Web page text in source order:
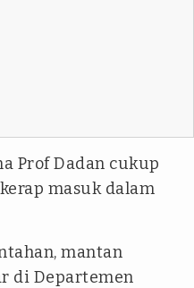
Prof Dadan cukup
masuk dalam
mantan
di Departemen